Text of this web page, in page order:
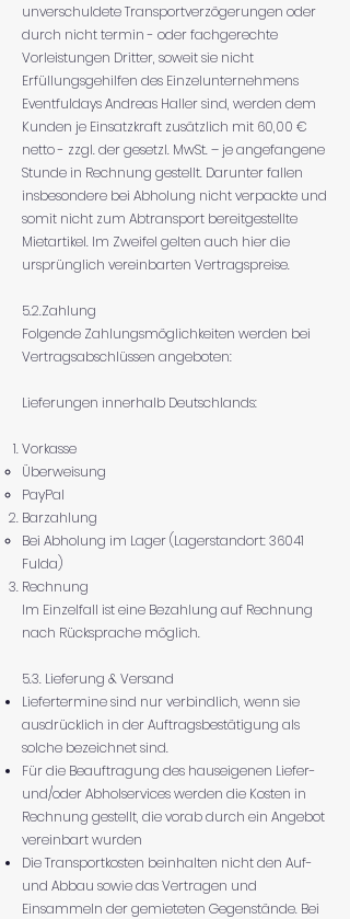
unverschuldete Transportverzögerungen oder
durch nicht termin - oder fachgerechte
Vorleistungen Dritter, soweit sie nicht
Erfüllungsgehilfen des Einzelunternehmens
Eventfuldays Andreas Haller sind, werden dem
Kunden je Einsatzkraft zusätzlich mit 60,00 €
netto - zzgl. der gesetzl. MwSt. – je angefangene
Stunde in Rechnung gestellt. Darunter fallen
insbesondere bei Abholung nicht verpackte und
somit nicht zum Abtransport bereitgestellte
Mietartikel. Im Zweifel gelten auch hier die
ursprünglich vereinbarten Vertragspreise.
5.2.Zahlung
Folgende Zahlungsmöglichkeiten werden bei
Vertragsabschlüssen angeboten:
Lieferungen innerhalb Deutschlands:
Vorkasse
Überweisung
PayPal
Barzahlung
Bei Abholung im Lager (Lagerstandort: 36041
Fulda)
Rechnung
Im Einzelfall ist eine Bezahlung auf Rechnung
nach Rücksprache möglich.
5.3. Lieferung & Versand
Liefertermine sind nur verbindlich, wenn sie
ausdrücklich in der Auftragsbestätigung als
solche bezeichnet sind.
Für die Beauftragung des hauseigenen Liefer-
und/oder Abholservices werden die Kosten in
Rechnung gestellt, die vorab durch ein Angebot
vereinbart wurden
Die Transportkosten beinhalten nicht den Auf-
und Abbau sowie das Vertragen und
Einsammeln der gemieteten Gegenstände. Bei